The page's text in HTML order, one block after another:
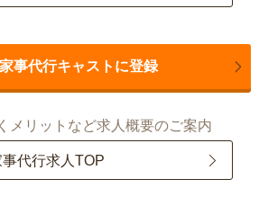
事代行キャストに登録
メリットなど求人概要のご案内
事代行求人TOP